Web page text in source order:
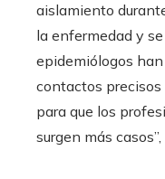
aislamiento
la enfermedad y
epidemiólogos
contactos
para que los
surgen más